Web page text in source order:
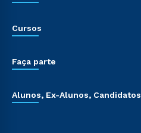
Cursos
Faça parte
Alunos, Ex-Alunos, Candidatos